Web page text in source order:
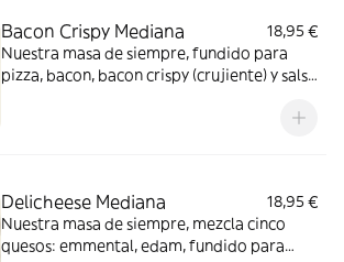
Bacon Crispy Mediana
18,95 €
Nuestra masa de siempre, fundido para
pizza, bacon, bacon crispy (crujiente) y salsa
Delicheese Mediana
18,95 €
Nuestra masa de siempre, mezcla cinco
quesos: emmental, edam, fundido para